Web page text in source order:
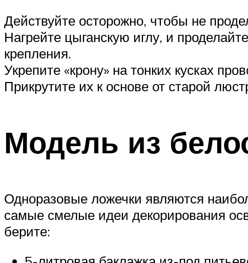
Действуйте осторожно, чтобы не
Нагрейте цыганскую иглу, и
крепления.
Укрепите «крону» на тонких кусках
Прикрутите их к основе от старой
Модель из
Одноразовые ложечки являются
самые смелые идеи декорирования
берите: